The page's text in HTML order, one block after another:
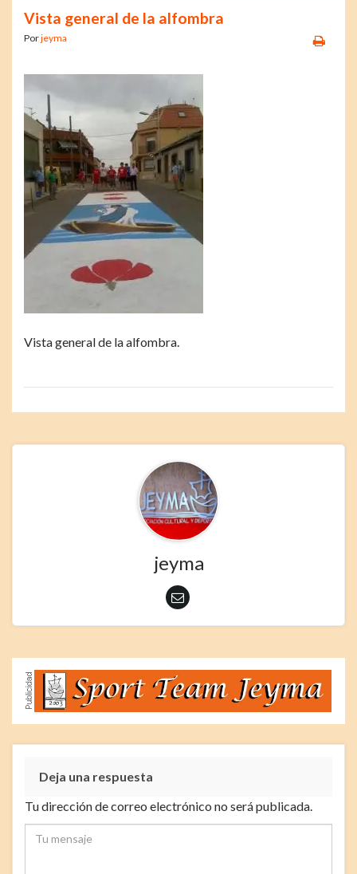
Vista general de la alfombra
Porjeyma
Vista general de la alfombra.
jeyma
Deja una respuesta
Tu dirección de correo electrónico no será publicada.